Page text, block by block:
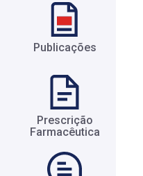
Publicações
Prescrição
Farmacêutica​